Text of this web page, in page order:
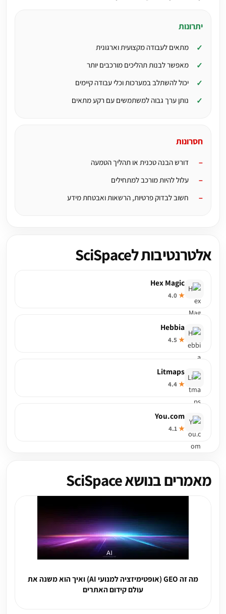
יתרונות
מתאים לעבודה מקצועית וארגונית
מאפשר לבנות תהליכים מורכבים יותר
יכול להשתלב במערכות וכלי עבודה קיימים
נותן ערך גבוה למשתמשים עם רקע מתאים
חסרונות
דורש הבנה טכנית או תהליך הטמעה
עלול להיות מורכב למתחילים
חשוב לבדוק פרטיות, הרשאות ואבטחת מידע
אלטרנטיבות לSciSpace
Hex Magic
★
Hebbia
★
Litmaps
★
You.com
★
מאמרים בנושא SciSpace
מה זה GEO (אופטימיזציה למנועי AI) ואיך הוא משנה את
עולם קידום האתרים